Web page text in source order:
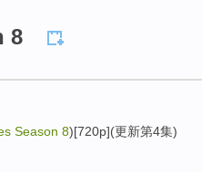
8
Season 8)[720p](更新第4集)